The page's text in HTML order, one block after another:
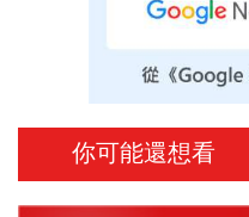
你可能還想看